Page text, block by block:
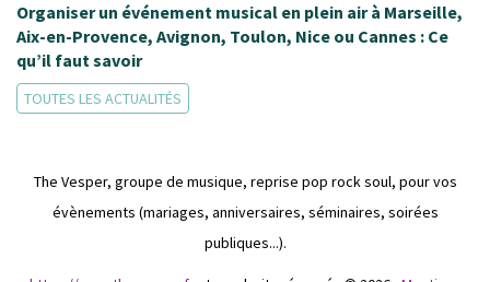
Organiser un événement musical en plein air à Marseille,
Aix-en-Provence, Avignon, Toulon, Nice ou Cannes : Ce
qu’il faut savoir
TOUTES LES ACTUALITÉS
The Vesper, groupe de musique, reprise pop rock soul, pour vos
évènements (mariages, anniversaires, séminaires, soirées
publiques...).